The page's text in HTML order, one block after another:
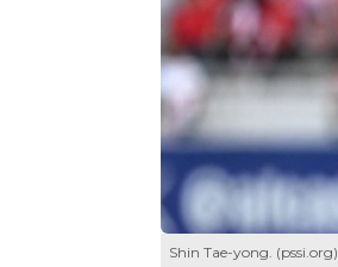
Shin Tae-yong. (pssi.org)